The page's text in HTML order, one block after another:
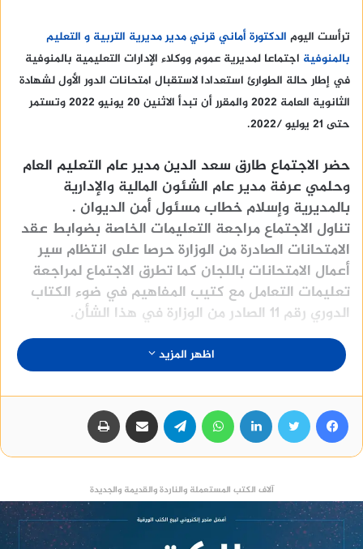
ترأست اليوم الدكتورة أماني قرني مدير مديرية التربية و التعليم
بالمنوفية اجتماعا لمديرية عموم ووكلاء الإدارات التعليمية بالمنوفية
في إطار حالة الطوارئ استعدادا لاستقبال امتحانات الدور الأول لشهادة
الثانوية العامة 2022 والمقرر أن تبدأ الاثنين 20 يونيو 2022 وتستمر
حتى 21 يوليو /2022.
حضر الاجتماع طارق سعد الدين مدير عام التعليم العام
وحلمي عرفة مدير عام الشئون المالية والإدارية
بالمديرية وإسلام خطاب مسئول أمن الديوان .
تناول الاجتماع مراجعة التعليمات الخاصة بضوابط عقد
الامتحانات الصادرة من الوزارة حرصا على انتظام سير
أعمال الامتحانات باللجان كما تطرق الاجتماع لمراجعة
تعليمات التعامل مع كتيب المفاهيم في ضوء الكتاب
الدوري رقم 11 الصادر من الوزارة في هذا الشأن.
اظهر المزيد
آلاف الكتب المستعملة والناردة والقديمة والجديدة